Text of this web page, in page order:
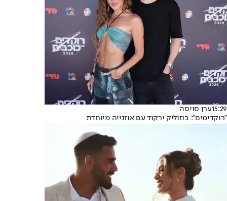
15:29ערן סויסה
"רוקדימים": בוזוליק ירקוד עם אוזנייה מיוחדת